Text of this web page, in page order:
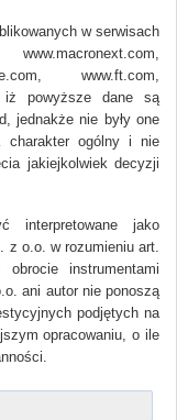
w serwisach
www.ft.com,
iż powyższe dane są
jednakże nie były one
charakter ogólny i nie
jakiejkolwiek decyzji
interpretowane jako
z o.o. w rozumieniu art.
instrumentami
ani autor nie ponoszą
podjętych na
opracowaniu, o ile